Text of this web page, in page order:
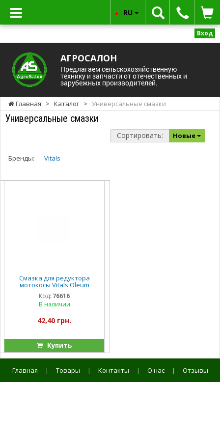
Вход
АГРОСАЛОН
Предлагаем сельскохозяйственную
технику и запчасти от отечественных и
зарубежных производителей.
RU
Главная > Каталог > Универсальные смазки
Универсальные смазки
Сортировать: Новые
Бренды: Vitals
Смазка для редуктора
мотокосы Vitals Oleum
тюбик
Код: 76616
В наличии
42,40 грн.
Купить
Главная | Товары | Контакты | О нас | Отзывы